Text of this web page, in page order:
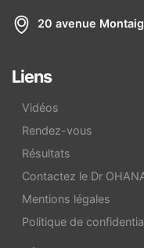
20 avenue
Liens
Vidéos
Rendez-vous
Résultats
Contactez le Dr
Mentions légales
Politique de